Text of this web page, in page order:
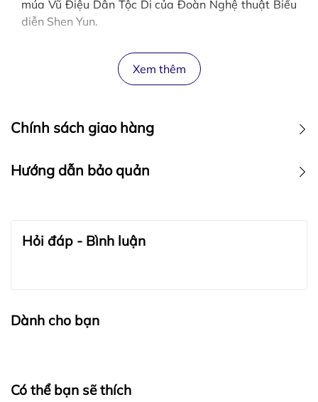
múa Vũ Điệu Dân Tộc Di của Đoàn Nghệ thuật Biểu
diễn Shen Yun.
Xem thêm
Chính sách giao hàng
Hướng dẫn bảo quản
Hỏi đáp - Bình luận
Dành cho bạn
Có thể bạn sẽ thích